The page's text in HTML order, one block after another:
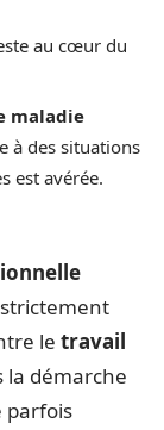
au cœur du
maladie
à des situations
est avérée.
le travail
la démarche
parfois